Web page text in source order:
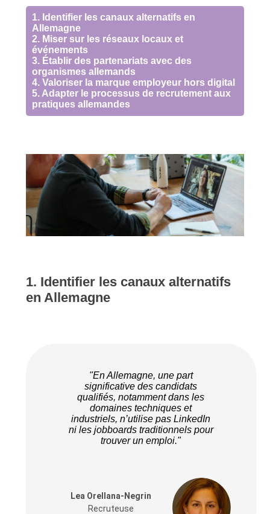
1. Identifier les canaux alternatifs en
Allemagne
2. Miser sur les réseaux locaux et
événements
3. Établir des partenariats avec des
organismes allemands
4. Valoriser la marque employeur hors digital
5. Adapter le processus de recrutement aux
pratiques allemandes
1. Identifier les canaux alternatifs
en Allemagne
"En Allemagne, une part
significative des candidats
qualifiés, notamment dans les
domaines techniques et
industriels, n’utilise pas LinkedIn
ni les jobboards traditionnels pour
trouver un emploi."
Lea Orellana-Negrin
Recruteuse